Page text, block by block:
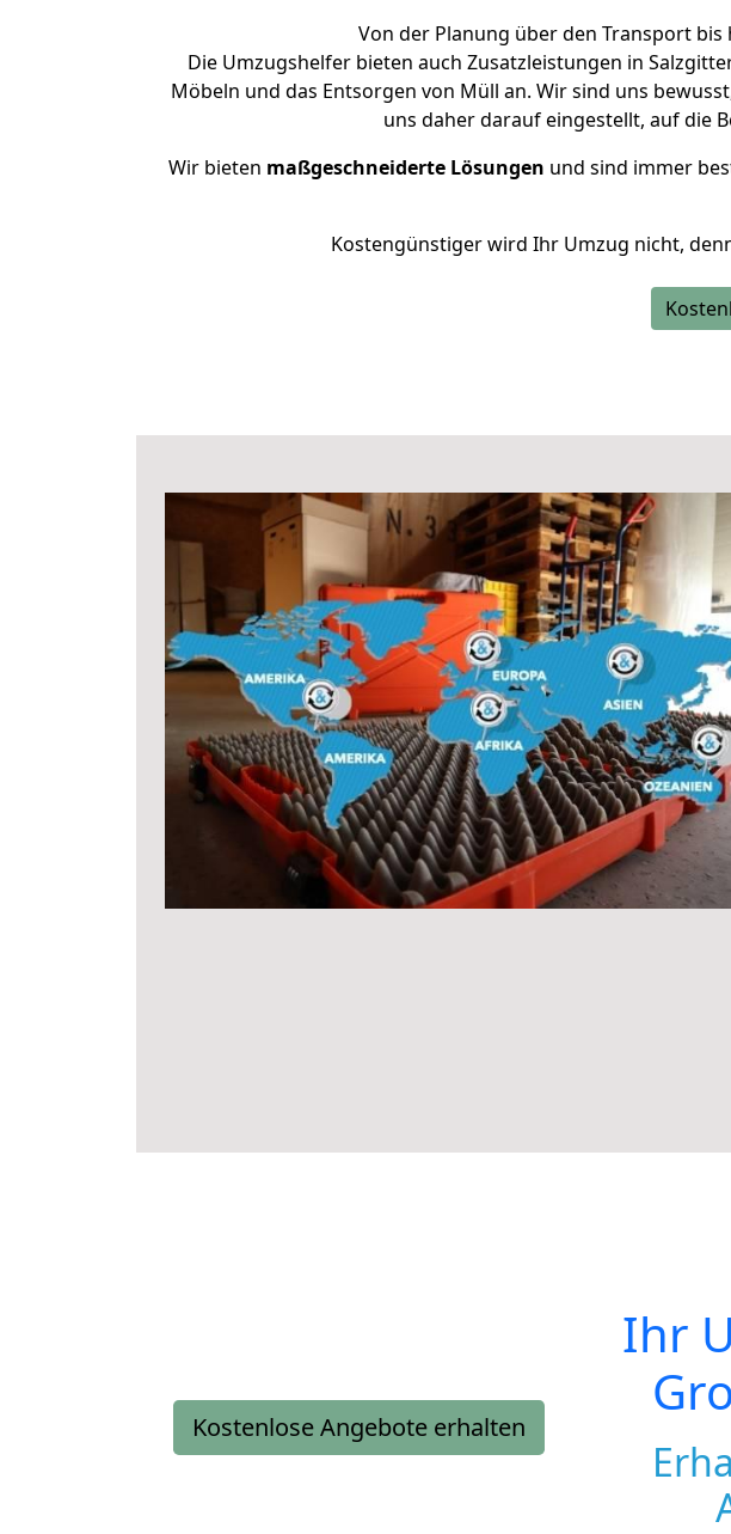
Von der Planung über den Transport
Die Umzugshelfer bieten auch Zusatzleistungen in
Möbeln und das Entsorgen von Müll an. Wir sind uns
uns daher darauf eingestellt, auf die
Wir bieten maßgeschneiderte Lösungen und sind immer
Kostengünstiger wird Ihr Umzug nicht,
Kostenlose Angebote erhalten
Ihr